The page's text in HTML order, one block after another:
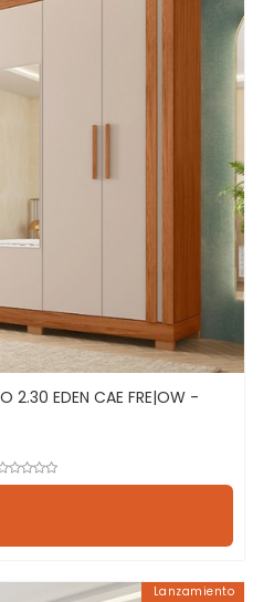
2.30 EDEN CAE FRE|OW -
Lanzamiento